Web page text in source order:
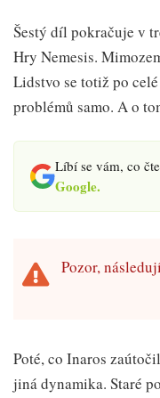
Šestý díl pokračuje v
Hry Nemesis.
Lidstvo se totiž po
problémů samo. A o
Líbí se vám, co
Google.
Pozor,
Poté, co Inaros
jiná dynamika. Staré